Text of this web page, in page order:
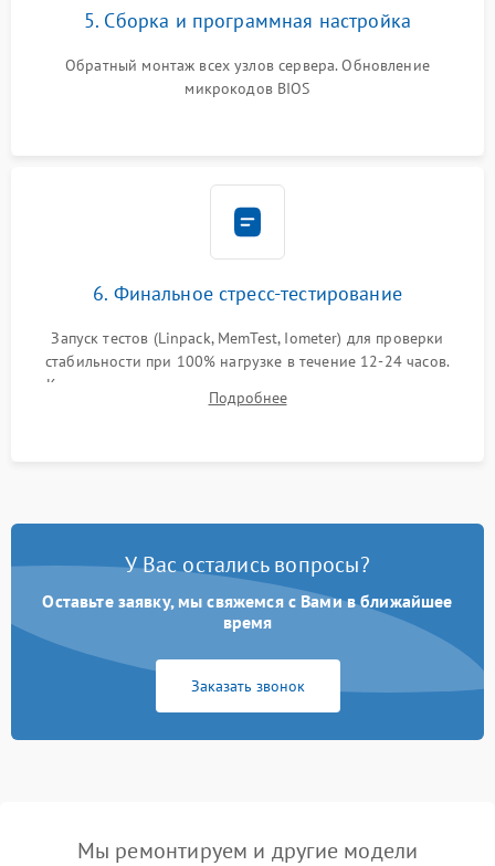
5. Сборка и программная настройка
Обратный монтаж всех узлов сервера. Обновление
микрокодов BIOS
6. Финальное стресс-тестирование
Запуск тестов (Linpack, MemTest, Iometer) для проверки
стабильности при 100% нагрузке в течение 12-24 часов.
Контроль температурных режимов, проверка отсутствия
троттлинга и подготовка сервера к выдаче.
Подробнее
У Вас остались вопросы?
Оставьте заявку, мы свяжемся с Вами в ближайшее
время
Заказать звонок
Мы ремонтируем и другие модели